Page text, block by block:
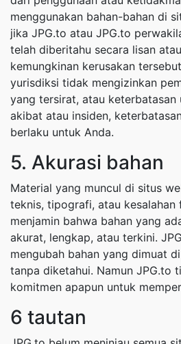
menggunakan bahan-bahan di
jika JPG.to atau JPG.to
telah diberitahu secara lisan
kemungkinan kerusakan
yurisdiksi tidak mengizinkan
yang tersirat, atau keterbatasan
akibat atau insiden,
berlaku untuk Anda.
5. Akurasi bahan
Material yang muncul di situs
teknis, tipografi, atau
menjamin bahwa bahan yang
akurat, lengkap, atau terkini.
mengubah bahan yang dimuat
tanpa diketahui. Namun JPG.to
komitmen apapun untuk
6 tautan